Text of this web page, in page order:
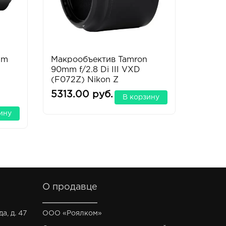
Макрообъектив Tamron
90mm f/2.8 Di III VXD
(F072Z) Nikon Z
5313.00 руб. В корзину
д. 47
О продавце
ООО «Роялком»